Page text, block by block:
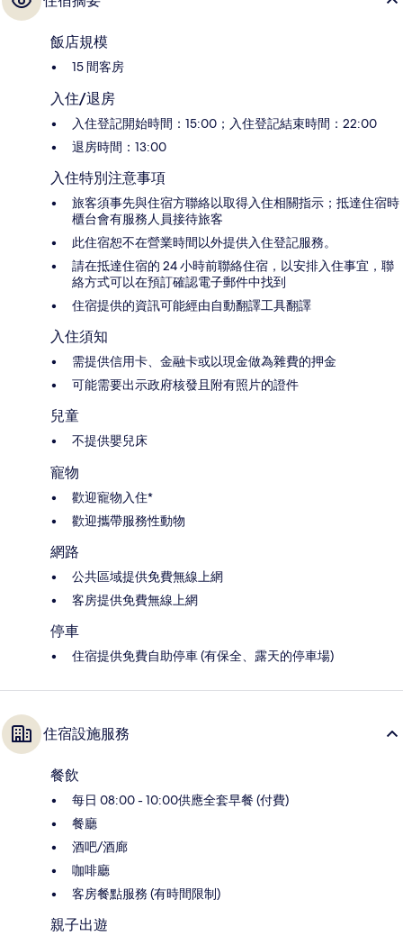
飯店規模
15 間客房
入住/退房
入住登記開始時間：15:00；入住登記結束時間：22:00
退房時間：13:00
入住特別注意事項
旅客須事先與住宿方聯絡以取得入住相關指示；抵達住宿時
櫃台會有服務人員接待旅客
此住宿恕不在營業時間以外提供入住登記服務。
請在抵達住宿的 24 小時前聯絡住宿，以安排入住事宜，聯
絡方式可以在預訂確認電子郵件中找到
住宿提供的資訊可能經由自動翻譯工具翻譯
入住須知
需提供信用卡、金融卡或以現金做為雜費的押金
可能需要出示政府核發且附有照片的證件
兒童
不提供嬰兒床
寵物
歡迎寵物入住*
歡迎攜帶服務性動物
網路
公共區域提供免費無線上網
客房提供免費無線上網
停車
住宿提供免費自助停車 (有保全、露天的停車場)
住宿設施服務
餐飲
每日 08:00 - 10:00供應全套早餐 (付費)
餐廳
酒吧/酒廊
咖啡廳
客房餐點服務 (有時間限制)
親子出遊